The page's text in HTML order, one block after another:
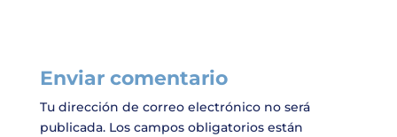
Enviar comentario
Tu dirección de correo electrónico no será
publicada. Los campos obligatorios están